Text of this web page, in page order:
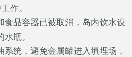
作。
食品容器已被取消，岛内饮水设
瓶。
统，避免金属罐进入填埋场，